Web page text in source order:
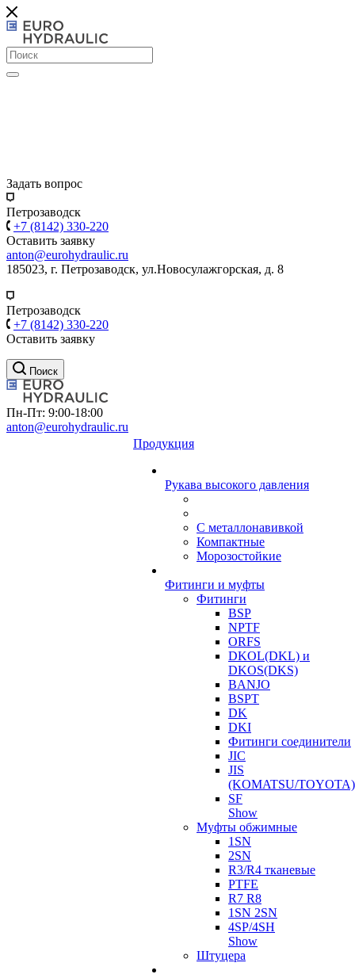
Задать вопрос
Петрозаводск
+7 (8142) 330-220
Оставить заявку
anton@eurohydraulic.ru
185023, г. Петрозаводск, ул.Новосулажгорская, д. 8
Петрозаводск
+7 (8142) 330-220
Оставить заявку
Поиск
Пн-Пт: 9:00-18:00
anton@eurohydraulic.ru
Продукция
Рукава высокого давления
С металлонавивкой
Компактные
Морозостойкие
Фитинги и муфты
Фитинги
BSP
NPTF
ORFS
DKOL(DKL) и
DKOS(DKS)
BANJO
BSPT
DK
DKI
Фитинги соединители
JIC
JIS
(KOMATSU/TOYOTA)
SF
Show
Муфты обжимные
1SN
2SN
R3/R4 тканевые
PTFE
R7 R8
1SN 2SN
4SP/4SH
Show
Штуцера